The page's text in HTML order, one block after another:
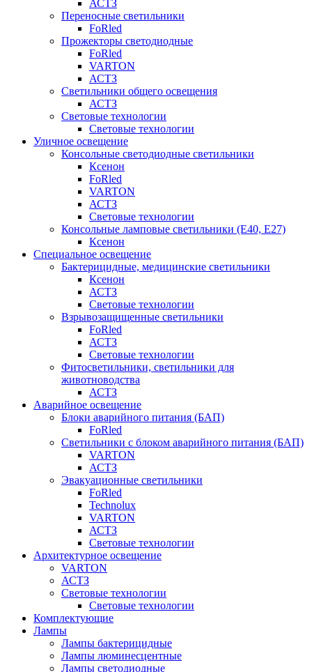
АСТЗ
Переносные светильники
FoRled
Прожекторы светодиодные
FoRled
VARTON
АСТЗ
Светильники общего освещения
АСТЗ
Световые технологии
Световые технологии
Уличное освещение
Консольные светодиодные светильники
Ксенон
FoRled
VARTON
АСТЗ
Световые технологии
Консольные ламповые светильники (Е40, Е27)
Ксенон
Специальное освещение
Бактерицидные, медицинские светильники
Ксенон
АСТЗ
Световые технологии
Взрывозащищенные светильники
FoRled
АСТЗ
Световые технологии
Фитосветильники, светильники для
животноводства
АСТЗ
Аварийное освещение
Блоки аварийного питания (БАП)
FoRled
Светильники с блоком аварийного питания (БАП)
VARTON
АСТЗ
Эвакуационные светильники
FoRled
Technolux
VARTON
АСТЗ
Световые технологии
Архитектурное освещение
VARTON
АСТЗ
Световые технологии
Световые технологии
Комплектующие
Лампы
Лампы бактерицидные
Лампы люминесцентные
Лампы светодиодные